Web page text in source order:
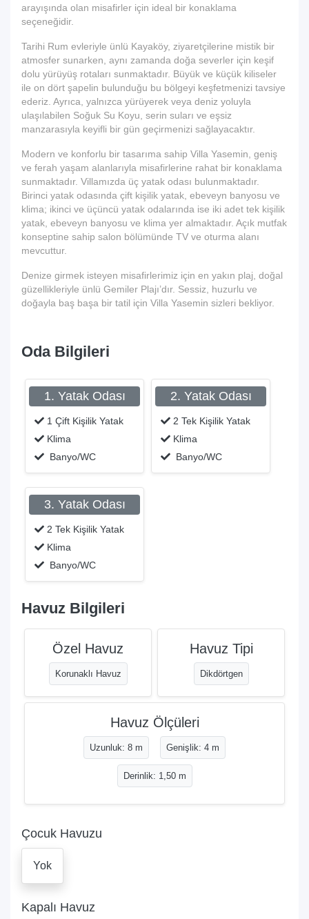
arayışında olan misafirler için ideal bir konaklama
seçeneğidir.
Tarihi Rum evleriyle ünlü Kayaköy, ziyaretçilerine mistik bir
atmosfer sunarken, aynı zamanda doğa severler için keşif
dolu yürüyüş rotaları sunmaktadır. Büyük ve küçük kiliseler
ile on dört şapelin bulunduğu bu bölgeyi keşfetmenizi tavsiye
ederiz. Ayrıca, yalnızca yürüyerek veya deniz yoluyla
ulaşılabilen Soğuk Su Koyu, serin suları ve eşsiz
manzarasıyla keyifli bir gün geçirmenizi sağlayacaktır.
Modern ve konforlu bir tasarıma sahip Villa Yasemin, geniş
ve ferah yaşam alanlarıyla misafirlerine rahat bir konaklama
sunmaktadır. Villamızda üç yatak odası bulunmaktadır.
Birinci yatak odasında çift kişilik yatak, ebeveyn banyosu ve
klima; ikinci ve üçüncü yatak odalarında ise iki adet tek kişilik
yatak, ebeveyn banyosu ve klima yer almaktadır. Açık mutfak
konseptine sahip salon bölümünde TV ve oturma alanı
mevcuttur.
Denize girmek isteyen misafirlerimiz için en yakın plaj, doğal
güzellikleriyle ünlü Gemiler Plajı’dır. Sessiz, huzurlu ve
doğayla baş başa bir tatil için Villa Yasemin sizleri bekliyor.
Oda Bilgileri
1. Yatak Odası
1 Çift Kişilik Yatak
Klima
Banyo/WC
2. Yatak Odası
2 Tek Kişilik Yatak
Klima
Banyo/WC
3. Yatak Odası
2 Tek Kişilik Yatak
Klima
Banyo/WC
Havuz Bilgileri
Özel Havuz
Korunaklı Havuz
Havuz Tipi
Dikdörtgen
Havuz Ölçüleri
Uzunluk: 8 m Genişlik: 4 m
Derinlik: 1,50 m
Çocuk Havuzu
Yok
Kapalı Havuz